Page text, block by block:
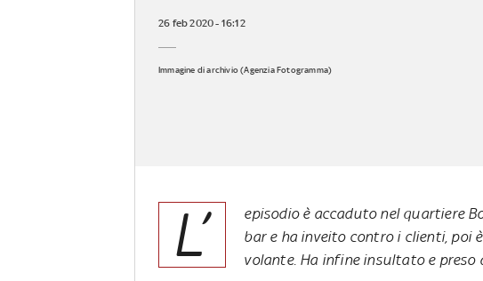
26 feb 2020 - 16:12
Immagine di archivio (Agenzia Fotogramma)
L’
episodio è accaduto nel quartiere
bar e ha inveito contro i clienti, poi
volante. Ha infine insultato e